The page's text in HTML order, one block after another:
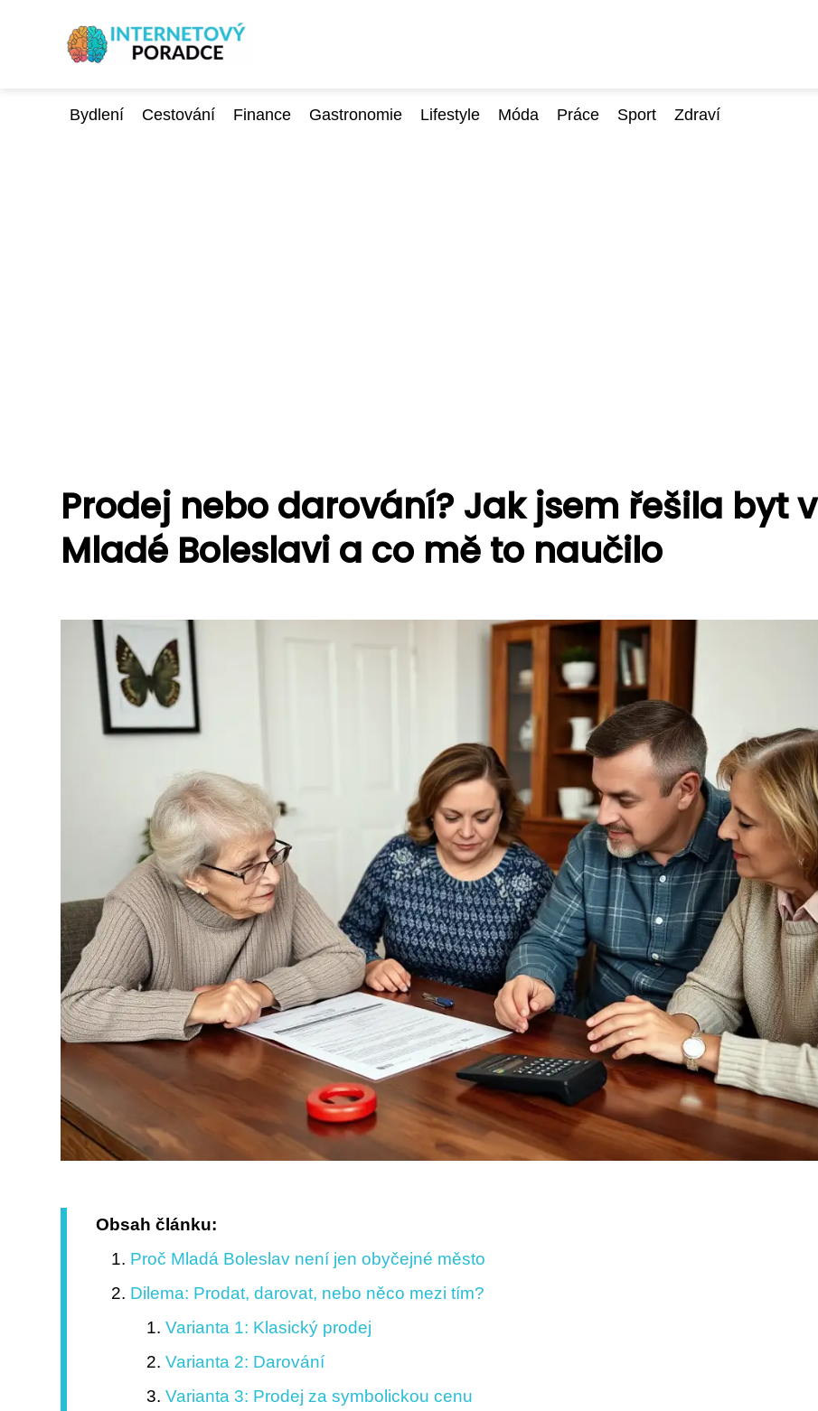
Bydlení Cestování Finance Gastronomie Lifestyle Móda Práce Sport Zdraví
Prodej nebo darování? Jak jsem řešila byt v
Mladé Boleslavi a co mě to naučilo
Obsah článku:
Proč Mladá Boleslav není jen obyčejné město
Dilema: Prodat, darovat, nebo něco mezi tím?
Varianta 1: Klasický prodej
Varianta 2: Darování
Varianta 3: Prodej za symbolickou cenu